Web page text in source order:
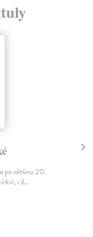
po většinu 20.
i d...